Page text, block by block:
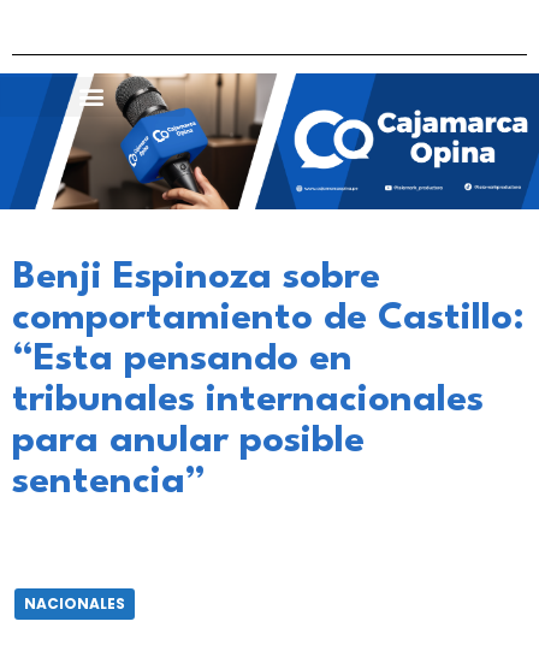
Benji Espinoza sobre
comportamiento de Castillo:
“Esta pensando en
tribunales internacionales
para anular posible
sentencia”
NACIONALES